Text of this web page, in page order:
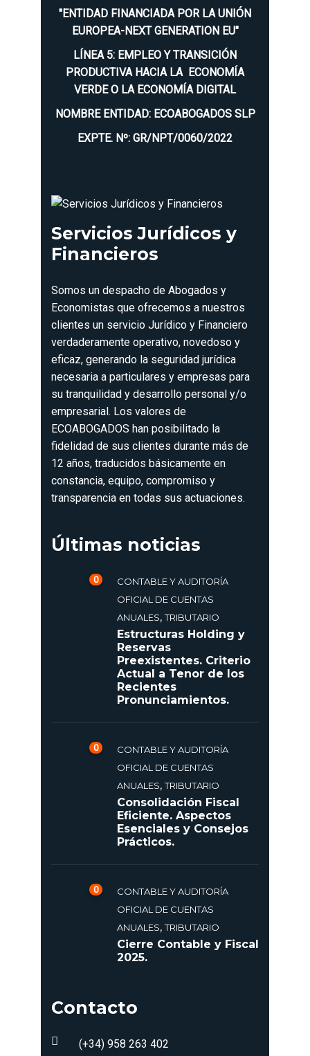
"ENTIDAD FINANCIADA POR LA UNIÓN
EUROPEA-NEXT GENERATION EU"
LÍNEA 5: EMPLEO Y TRANSICIÓN
PRODUCTIVA HACIA LA ECONOMÍA
VERDE O LA ECONOMÍA DIGITAL
NOMBRE ENTIDAD: ECOABOGADOS SLP
EXPTE. Nº: GR/NPT/0060/2022
Servicios Jurídicos y
Financieros
Somos un despacho de Abogados y
Economistas que ofrecemos a nuestros
clientes un servicio Jurídico y Financiero
verdaderamente operativo, novedoso y
eficaz, generando la seguridad jurídica
necesaria a particulares y empresas para
su tranquilidad y desarrollo personal y/o
empresarial. Los valores de
ECOABOGADOS han posibilitado la
fidelidad de sus clientes durante más de
12 años, traducidos básicamente en
constancia, equipo, compromiso y
transparencia en todas sus actuaciones.
Últimas noticias
0
CONTABLE Y AUDITORÍA
OFICIAL DE CUENTAS
ANUALES,TRIBUTARIO
Estructuras Holding y
Reservas
Preexistentes. Criterio
Actual a Tenor de los
Recientes
Pronunciamientos.
0
CONTABLE Y AUDITORÍA
OFICIAL DE CUENTAS
ANUALES,TRIBUTARIO
Consolidación Fiscal
Eficiente. Aspectos
Esenciales y Consejos
Prácticos.
0
CONTABLE Y AUDITORÍA
OFICIAL DE CUENTAS
ANUALES,TRIBUTARIO
Cierre Contable y Fiscal
2025.
Contacto
(+34) 958 263 402